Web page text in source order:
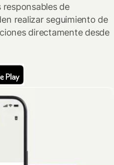
responsables de
realizar seguimiento de
directamente desde